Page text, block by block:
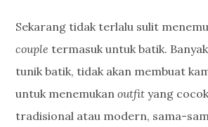
Sekarang tidak terlalu sulit
couple termasuk untuk batik.
tunik batik, tidak akan membuat
untuk menemukanoutfit yang
tradisional atau modern, sama-